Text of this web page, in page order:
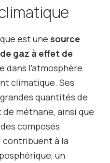
est une source
gaz à effet de
dans l’atmosphère
climatique. Ses
quantités de
méthane, ainsi que
composés
contribuent à la
un